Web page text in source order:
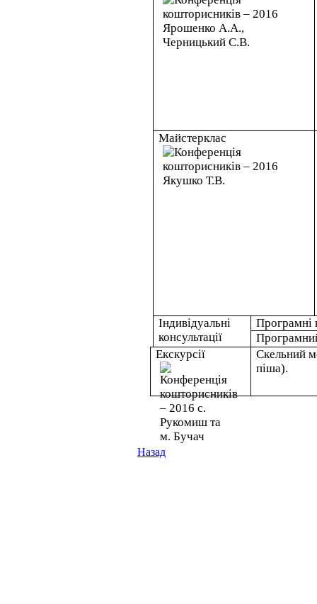
Майстерклас
Індивідуальні
консультації
Програмні
Екскурсії
Скельний
піша).
Назад